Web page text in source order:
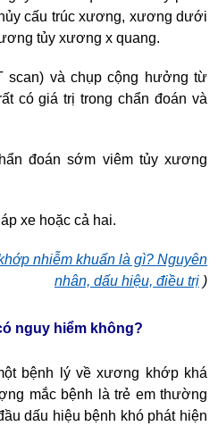
cấu trúc xương, xương dưới
tủy xương x quang.
scan) và chụp cộng hưởng từ
có giá trị trong chẩn đoán và
đoán sớm viêm tủy xương
xe hoặc cả hai.
nhiễm khuẩn là gì? Nguyên
nhân, dấu hiệu, điều trị )
nguy hiểm không?
bệnh lý về xương khớp khá
mắc bệnh là trẻ em thường
dấu hiệu bệnh khó phát hiện